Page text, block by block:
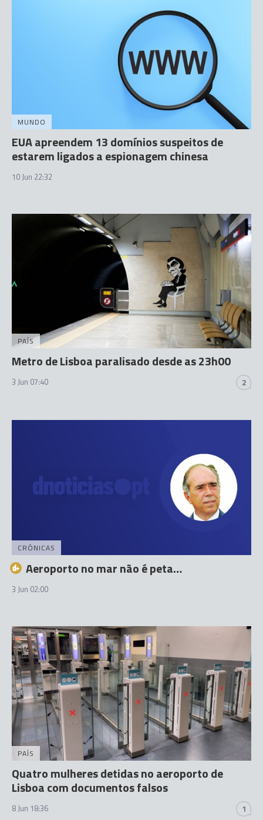
MUNDO
EUA apreendem 13 domínios suspeitos de
estarem ligados a espionagem chinesa
10 Jun 22:32
PAÍS
Metro de Lisboa paralisado desde as 23h00
3 Jun 07:40 2
CRÓNICAS
Aeroporto no mar não é peta…
3 Jun 02:00
PAÍS
Quatro mulheres detidas no aeroporto de
Lisboa com documentos falsos
8 Jun 18:36 1